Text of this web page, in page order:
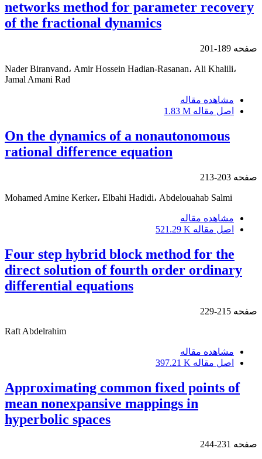
networks method for parameter recovery
of the fractional dynamics
صفحه 189-201
Nader Biranvand، Amir Hossein Hadian-Rasanan، Ali Khalili،
Jamal Amani Rad
مشاهده مقاله
اصل مقاله 1.83 M
On the dynamics of a nonautonomous
rational difference equation
صفحه 203-213
Mohamed Amine Kerker، Elbahi Hadidi، Abdelouahab Salmi
مشاهده مقاله
اصل مقاله 521.29 K
Four step hybrid block method for the
direct solution of fourth order ordinary
differential equations
صفحه 215-229
Raft Abdelrahim
مشاهده مقاله
اصل مقاله 397.21 K
Approximating common fixed points of
mean nonexpansive mappings in
hyperbolic spaces
صفحه 231-244